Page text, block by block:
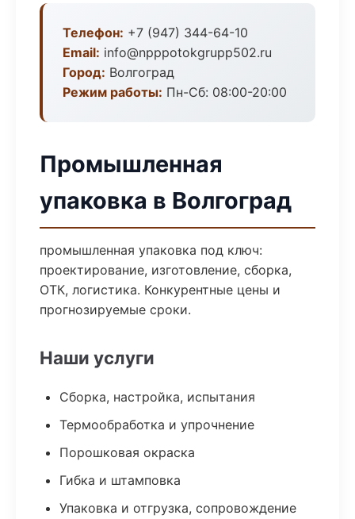
Телефон: +7 (947) 344-64-10
Email: info@npppotokgrupp502.ru
Город: Волгоград
Режим работы: Пн-Сб: 08:00-20:00
Промышленная
упаковка в Волгоград
промышленная упаковка под ключ:
проектирование, изготовление, сборка,
ОТК, логистика. Конкурентные цены и
прогнозируемые сроки.
Наши услуги
Сборка, настройка, испытания
Термообработка и упрочнение
Порошковая окраска
Гибка и штамповка
Упаковка и отгрузка, сопровождение